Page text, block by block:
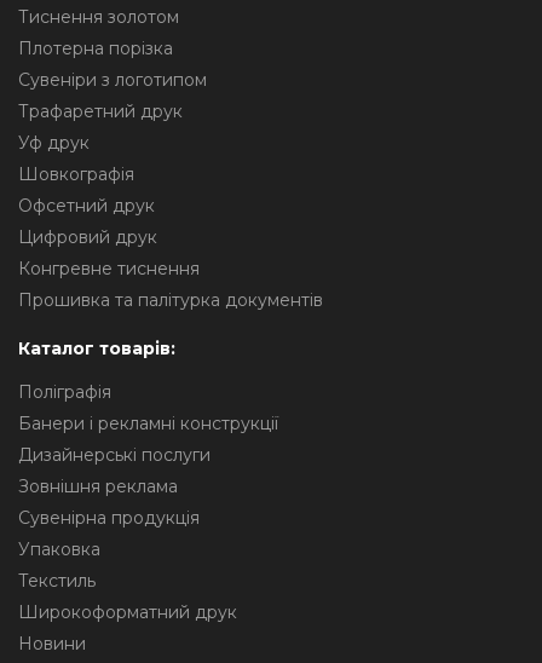
Тиснення золотом
Плотерна порізка
Сувеніри з логотипом
Трафаретний друк
Уф друк
Шовкографія
Офсетний друк
Цифровий друк
Конгревне тиснення
Прошивка та палітурка документів
Каталог товарів:
Поліграфія
Банери і рекламні конструкції
Дизайнерські послуги
Зовнішня реклама
Сувенірна продукція
Упаковка
Текстиль
Широкоформатний друк
Новини